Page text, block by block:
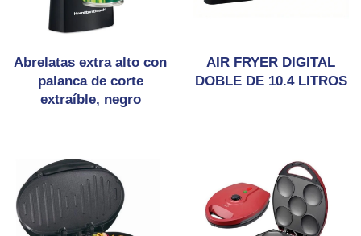
Abrelatas extra alto con
palanca de corte
extraíble, negro
AIR FRYER DIGITAL
DOBLE DE 10.4 LITROS